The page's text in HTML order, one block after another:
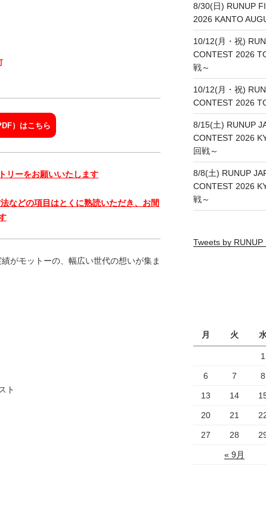
）はこちら
リーをお願いいたします
などの項目はとくに熟読いただき、お間
がモットーの、幅広い世代の想いが集ま
ト
8/30(日) RUNUP
2026 KANTO
10/12(月・祝)
CONTEST 2026
戦～
10/12(月・祝)
CONTEST 2026
8/15(土) RUNUP
CONTEST 2026
回戦～
8/8(土) RUNUP
CONTEST 2026
戦～
Tweets by
月
火
« 9月
1
6 7 8
13 14
20 21
27 28